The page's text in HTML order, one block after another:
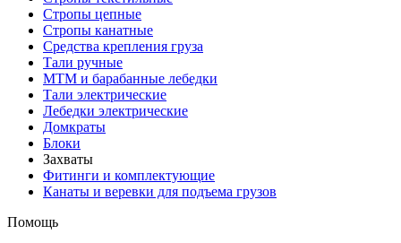
Стропы цепные
Стропы канатные
Средства крепления груза
Тали ручные
МТМ и барабанные лебедки
Тали электрические
Лебедки электрические
Домкраты
Блоки
Захваты
Фитинги и комплектующие
Канаты и веревки для подъема грузов
Помощь